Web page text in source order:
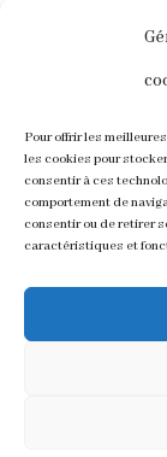
Pour offrir les
les cookies pour
consentir à ces
comportement de
consentir ou de retirer
caractéristiques et
PentestGPT
Varonis Met
Outlook et
NTLM v2